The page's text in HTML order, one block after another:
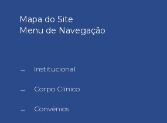
Mapa do Site
Menu de Navegação
→ Institucional
→ Corpo Clínico
→ Convênios